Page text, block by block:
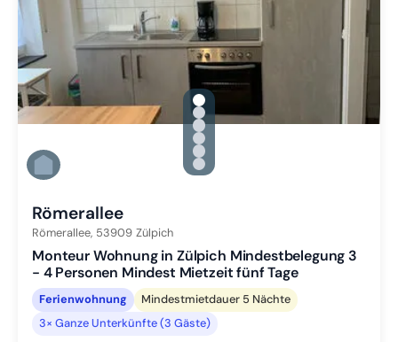
gallery.slide_selector
Zu Slide 1 wechseln
Zu Slide 2 wechseln
Zu Slide 3 wechseln
Zu Slide 4 wechseln
Zu Slide 5 wechseln
Zu Slide 6 wechseln
Römerallee
Römerallee, 53909 Zülpich
Monteur Wohnung in Zülpich Mindestbelegung 3
- 4 Personen Mindest Mietzeit fünf Tage
Ferienwohnung
Mindestmietdauer 5 Nächte
3× Ganze Unterkünfte (3 Gäste)